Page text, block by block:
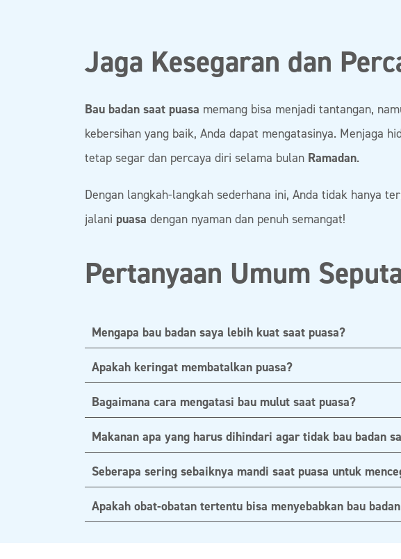
Jaga Kesegaran dan
Bau badan saat puasa memang bisa menjadi tantangan,
kebersihan yang baik, Anda dapat mengatasinya. Menjaga
tetap segar dan percaya diri selama bulan Ramadan.
Dengan langkah-langkah sederhana ini, Anda tidak hanya
jalani puasa dengan nyaman dan penuh semangat!
Pertanyaan Umum
Mengapa bau badan saya lebih kuat saat puasa?
Apakah keringat membatalkan puasa?
Bagaimana cara mengatasi bau mulut saat puasa?
Makanan apa yang harus dihindari agar tidak bau badan
Seberapa sering sebaiknya mandi saat puasa untuk
Apakah obat-obatan tertentu bisa menyebabkan bau